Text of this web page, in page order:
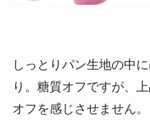
しっとりパン生地の中
り。糖質オフですが、
オフを感じさせません。